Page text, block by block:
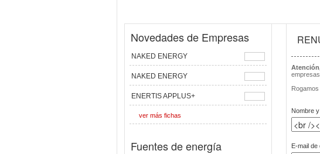
Novedades de Empresas
NAKED ENERGY
NAKED ENERGY
ENERTIS APPLUS+
ver más fichas
Fuentes de energía
Nombre
E-mail de